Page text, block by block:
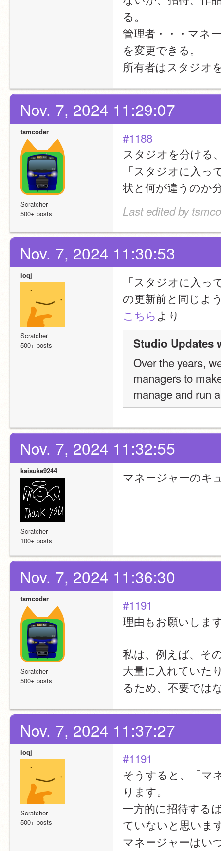
る。
管理者・・・マネ
を変更できる。
所有者はスタジオ
Nov. 7, 2024 11:29:07
tsmcoder
Scratcher
500+ posts
#1188
スタジオを分ける
「スタジオに入
状と何が違うのか
Last edited by
Nov. 7, 2024 11:30:53
ioqj
Scratcher
500+ posts
「スタジオに入
の更新前と同じよ
こちら より
Studio Updates
Over the years,
managers to
manage and run
Nov. 7, 2024 11:32:55
kaisuke9244
Scratcher
100+ posts
マネージャーのキ
Nov. 7, 2024 11:36:30
tsmcoder
Scratcher
500+ posts
#1191
理由もお願いしま
私は、例えば、そ
大量に入れていた
るため、不要では
Nov. 7, 2024 11:37:27
ioqj
Scratcher
500+ posts
#1191
そうすると、「マ
ります。
一方的に招待する
ていないと思いま
マネージャーはい